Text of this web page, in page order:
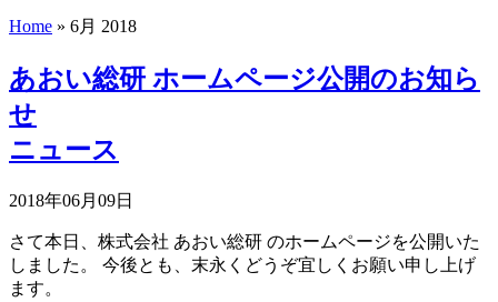
Home » 6月 2018
あおい総研 ホームページ公開のお知ら
せ
ニュース
2018年06月09日
さて本日、株式会社 あおい総研 のホームページを公開いた
しました。 今後とも、末永くどうぞ宜しくお願い申し上げ
ます。